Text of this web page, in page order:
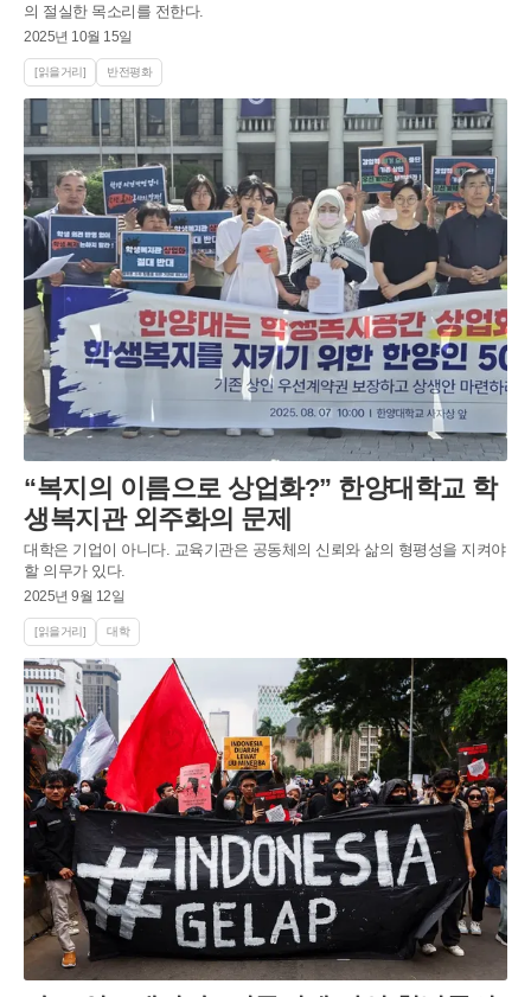
의 절실한 목소리를 전한다.
2025년 10월 15일
[읽을거리] 반전평화
“복지의 이름으로 상업화?” 한양대학교 학
생복지관 외주화의 문제
대학은 기업이 아니다. 교육기관은 공동체의 신뢰와 삶의 형평성을 지켜야
할 의무가 있다.
2025년 9월 12일
[읽을거리] 대학